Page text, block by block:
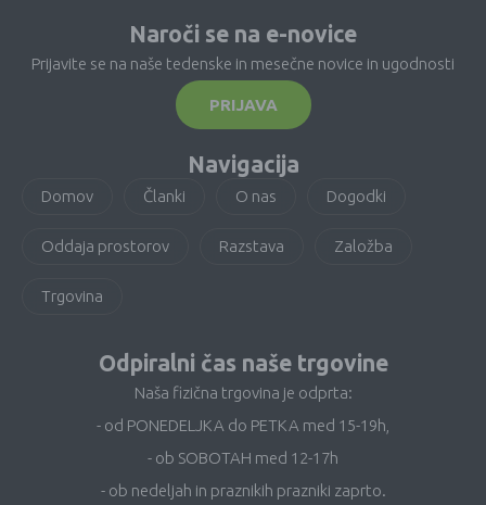
Naroči se na e-novice
Prijavite se na naše tedenske in mesečne novice in ugodnosti
PRIJAVA
Navigacija
Domov Članki O nas Dogodki
Oddaja prostorov Razstava Založba
Trgovina
Odpiralni čas naše trgovine
Naša fizična trgovina je odprta:
- od PONEDELJKA do PETKA med 15-19h,
- ob SOBOTAH med 12-17h
- ob nedeljah in praznikih prazniki zaprto.